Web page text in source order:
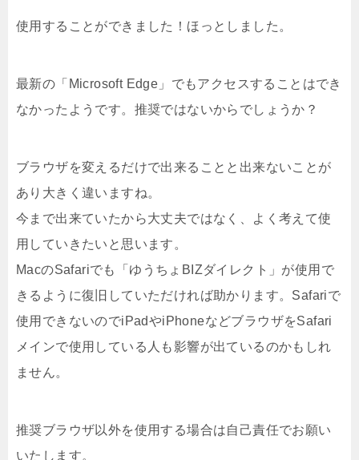
使用することができました！ほっとしました。
最新の「Microsoft Edge」でもアクセスすることはでき
なかったようです。推奨ではないからでしょうか？
ブラウザを変えるだけで出来ることと出来ないことが
あり大きく違いますね。
今まで出来ていたから大丈夫ではなく、よく考えて使
用していきたいと思います。
MacのSafariでも「ゆうちょBIZダイレクト」が使用で
きるように復旧していただければ助かります。Safariで
使用できないのでiPadやiPhoneなどブラウザをSafari
メインで使用している人も影響が出ているのかもしれ
ません。
推奨ブラウザ以外を使用する場合は自己責任でお願い
いたします。